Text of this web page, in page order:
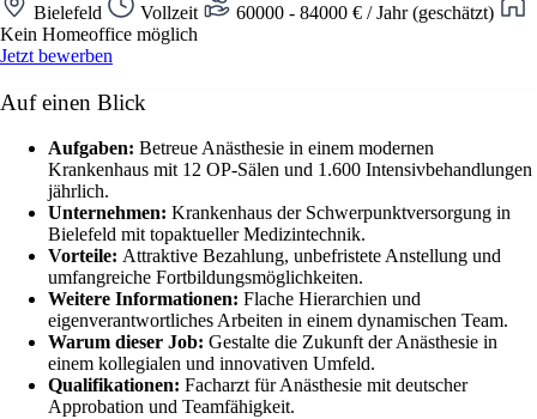
Bielefeld Vollzeit
60000 - 84000 € / Jahr (geschätzt)
Kein Homeoffice möglich
Jetzt bewerben
Auf einen Blick
Aufgaben: Betreue Anästhesie in einem modernen
Krankenhaus mit 12 OP-Sälen und 1.600 Intensivbehandlungen
jährlich.
Unternehmen: Krankenhaus der Schwerpunktversorgung in
Bielefeld mit topaktueller Medizintechnik.
Vorteile: Attraktive Bezahlung, unbefristete Anstellung und
umfangreiche Fortbildungsmöglichkeiten.
Weitere Informationen: Flache Hierarchien und
eigenverantwortliches Arbeiten in einem dynamischen Team.
Warum dieser Job: Gestalte die Zukunft der Anästhesie in
einem kollegialen und innovativen Umfeld.
Qualifikationen: Facharzt für Anästhesie mit deutscher
Approbation und Teamfähigkeit.